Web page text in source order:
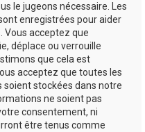
le jugeons nécessaire. Les
enregistrées pour aider
Vous acceptez que
déplace ou verrouille
que cela est
acceptez que toutes les
stockées dans notre
ne soient pas
consentement, ni
être tenus comme